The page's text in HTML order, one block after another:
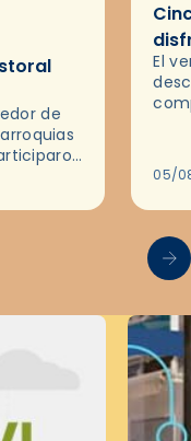
de
El
05/